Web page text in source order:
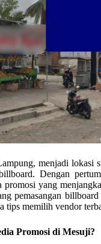
menjadi
Dengan
yang
pemasangan
tips memilih vendor
Promosi di Mesuji?